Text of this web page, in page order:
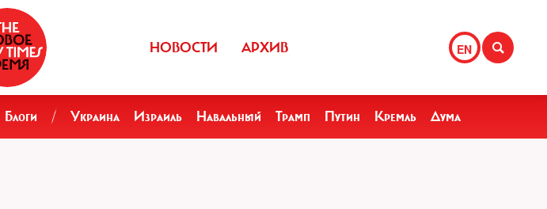
EN
НОВОСТИ АРХИВ
Блоги / Украина Израиль Навальный Трамп Путин Кремль Дума